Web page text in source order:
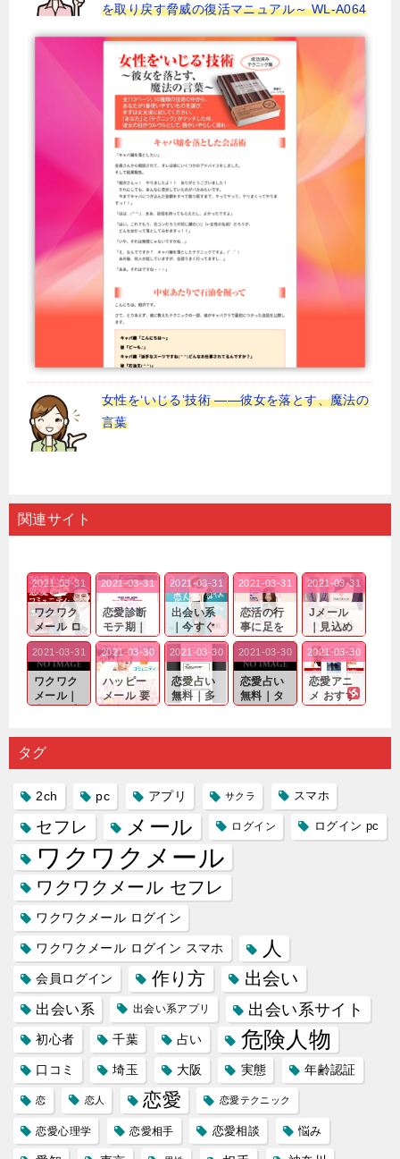
を取り戻す脅威の復活マニュアル～ WL-A064
女性を‘いじる’技術 ――彼女を落とす、魔法の
言葉
関連サイト
ワクワク
メール ロ
グイン pc
｜心の底
から真
剣...
2021-03-31
恋愛診断
モテ期｜
老若男女
問わ
ず…。
2021-03-31
出会い系
｜今すぐ
仲良くな
れる相手
探しをし
たいと...
2021-03-31
恋活の行
事に足を
運んでも
出会いの
チャンス
が訪れ...
2021-03-31
Jメール
｜見込め
る効果が
確実なも
のであっ
ても…...
2021-03-31
ワクワク
メール｜
出会い系
り会った
人に軽...
2021-03-31
ハッピー
メール 要
注意人物
するので
2021-03-30
恋愛占い
無料｜多
数ある出
プリの内
2021-03-30
恋愛占い
無料｜タ
ーゲット
る人に恋
2021-03-30
恋愛アニ
メ おすす
め｜「心
雑で素人
2021-03-30
タグ
2ch pc アプリ サクラ スマホ
セフレ メール ログイン ログイン pc
ワクワクメール
ワクワクメール セフレ
ワクワクメール ログイン
ワクワクメール ログイン スマホ 人
会員ログイン 作り方 出会い
出会い系 出会い系アプリ 出会い系サイト
初心者 千葉 占い 危険人物
口コミ 埼玉 大阪 実態 年齢認証
恋 恋人 恋愛 恋愛テクニック
恋愛心理学 恋愛相手 恋愛相談 悩み